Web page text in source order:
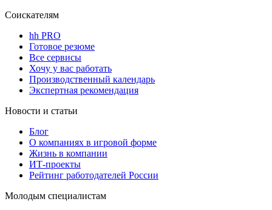
Соискателям
hh PRO
Готовое резюме
Все сервисы
Хочу у вас работать
Производственный календарь
Экспертная рекомендация
Новости и статьи
Блог
О компаниях в игровой форме
Жизнь в компании
ИТ-проекты
Рейтинг работодателей России
Молодым специалистам